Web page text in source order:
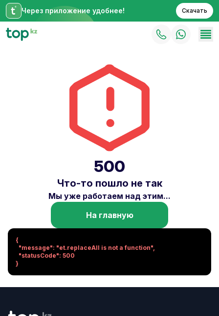
Через приложение удобнее! Скачать
500
Что-то пошло не так
Мы уже работаем над этим...
На главную
{
}